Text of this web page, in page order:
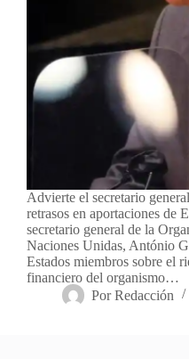
Advierte el secretario
retrasos en aportaciones de
secretario general de la
Naciones Unidas, António
Estados miembros sobre el
financiero del organismo…
Por Redacción